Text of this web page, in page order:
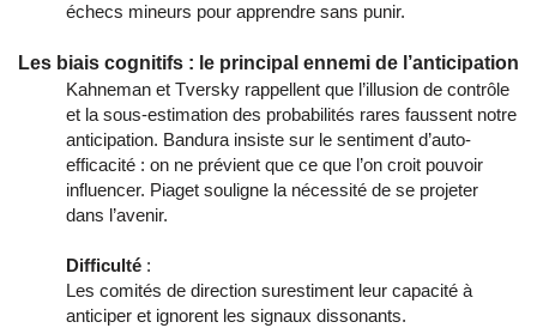
échecs mineurs pour apprendre sans punir.
Les biais cognitifs : le principal ennemi de l’anticipation
Kahneman et Tversky rappellent que l’illusion de contrôle
et la sous-estimation des probabilités rares faussent notre
anticipation. Bandura insiste sur le sentiment d’auto-
efficacité : on ne prévient que ce que l’on croit pouvoir
influencer. Piaget souligne la nécessité de se projeter
dans l’avenir.
Difficulté :
Les comités de direction surestiment leur capacité à
anticiper et ignorent les signaux dissonants.